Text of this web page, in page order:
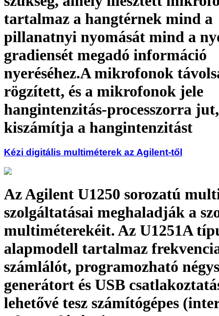
tartalmaz a hangtérnek mind a
pillanatnyi nyomását mind a
gradiensét megadó információ
nyeréséhez.A mikrofonok
rögzített, és a mikrofonok jele
hangintenzitás-processzorra
kiszámítja a hangintenzitást
Kézi digitális multiméterek az Agilent-től
Az Agilent U1250 sorozatú
szolgáltatásai meghaladják a
multiméterekéit. Az U1251A
alapmodell tartalmaz
számlálót, programozható
generátort és USB
lehetővé tesz számítógépes